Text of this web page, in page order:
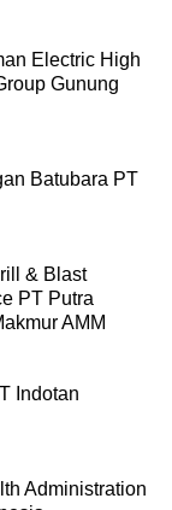
Electric High
Gunung
Batubara PT
& Blast
PT Putra
AMM
Indotan
Administration